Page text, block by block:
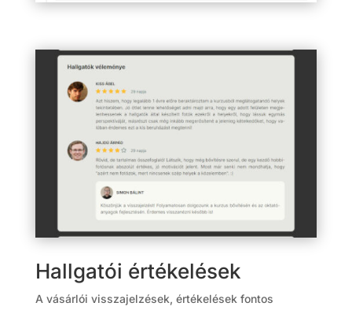
Hallgatói értékelések
A vásárlói visszajelzések, értékelések fontos